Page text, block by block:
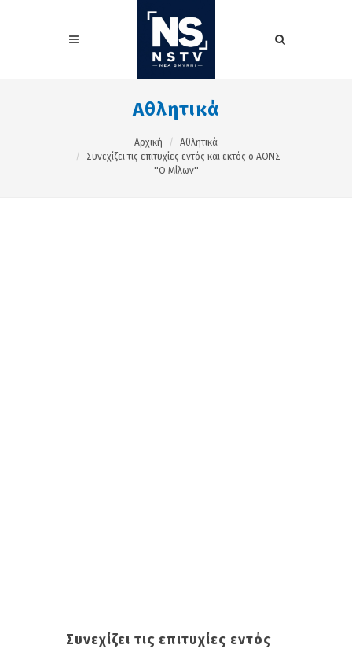
Αθλητικά
Αρχική
Αθλητικά
Συνεχίζει τις επιτυχίες εντός και εκτός ο ΑΟΝΣ
''Ο Μίλων''
Συνεχίζει τις επιτυχίες εντός